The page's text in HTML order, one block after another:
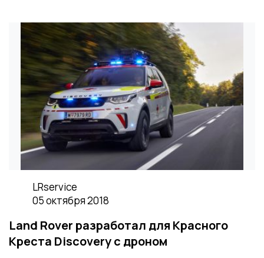
LRservice
05 октября 2018
Land Rover разработал для Красного
Креста Discovery с дроном